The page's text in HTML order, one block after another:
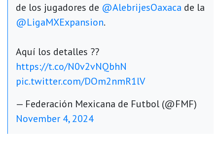
de los jugadores de @AlebrijesOaxaca de la
@LigaMXExpansion.
Aquí los detalles ??
https://t.co/N0v2vNQbhN
pic.twitter.com/DOm2nmR1lV
— Federación Mexicana de Futbol (@FMF)
November 4, 2024